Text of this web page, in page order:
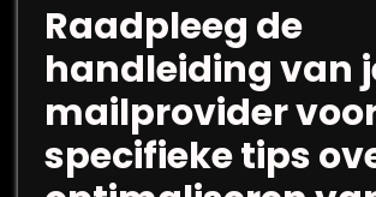
Raadpleeg de
handleiding van
mailprovider
specifieke tips